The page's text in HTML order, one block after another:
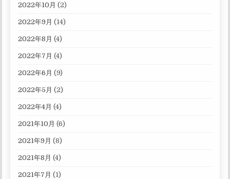
2022年10月 (2)
2022年9月 (14)
2022年8月 (4)
2022年7月 (4)
2022年6月 (9)
2022年5月 (2)
2022年4月 (4)
2021年10月 (6)
2021年9月 (8)
2021年8月 (4)
2021年7月 (1)